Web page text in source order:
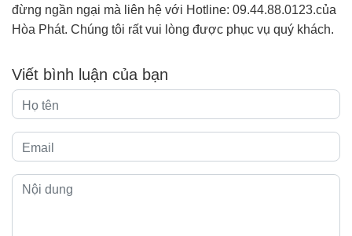
đừng ngần ngại mà liên hệ với Hotline: 09.44.88.0123.của
Hòa Phát. Chúng tôi rất vui lòng được phục vụ quý khách.
Viết bình luận của bạn